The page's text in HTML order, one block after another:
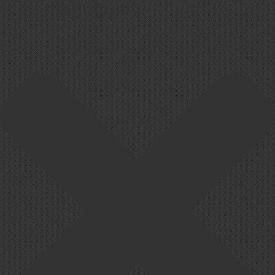
Cookie-Zustimmung verwalten